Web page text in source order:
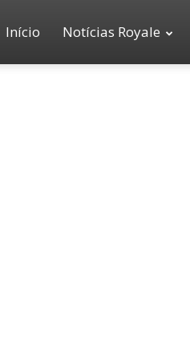
Clash
Início Notícias Royale